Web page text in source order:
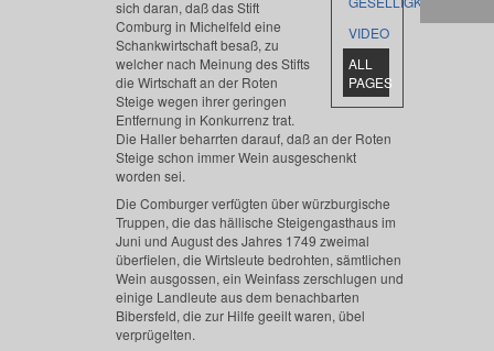
VIDEO
ALL
PAGES
sich daran, daß das Stift
Comburg in Michelfeld eine
Schankwirtschaft besaß, zu
welcher nach Meinung des Stifts
die Wirtschaft an der Roten
Steige wegen ihrer geringen
Entfernung in Konkurrenz trat.
Die Haller beharrten darauf, daß an der Roten
Steige schon immer Wein ausgeschenkt
worden sei.
Die Comburger verfügten über würzburgische
Truppen, die das hällische Steigengasthaus im
Juni und August des Jahres 1749 zweimal
überfielen, die Wirtsleute bedrohten, sämtlichen
Wein ausgossen, ein Weinfass zerschlugen und
einige Landleute aus dem benachbarten
Bibersfeld, die zur Hilfe geeilt waren, übel
verprügelten.